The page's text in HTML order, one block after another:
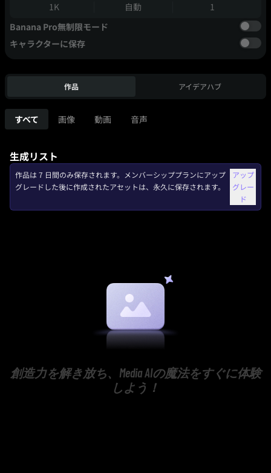
1K 自動
1
Banana Pro無制限モード
キャラクターに保存
作品 アイデアハブ
すべて 画像 動画 音声
生成リスト
作品は 7 日間のみ保存されます。メンバーシッププランにアップ
グレードした後に作成されたアセットは、永久に保存されます。
アップ
グレー
ド
創造力を解き放ち、Media AIの魔法をすぐに体験
しよう！